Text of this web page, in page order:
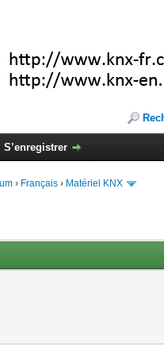
S’enregistrer
› Français › Matériel KNX